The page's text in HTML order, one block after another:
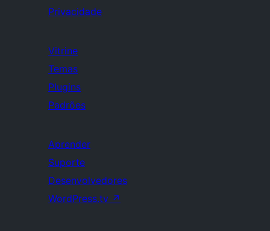
Privacidade
Vitrine
Temas
Plugins
Padrões
Aprender
Suporte
Desenvolvedores
WordPress.tv ↗